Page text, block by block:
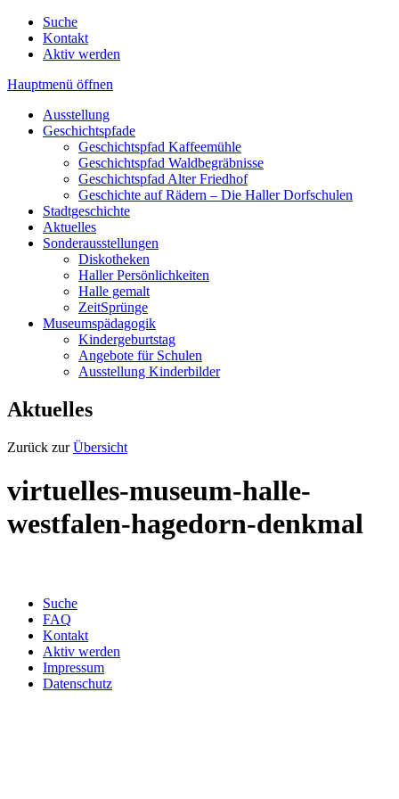
Suche
Kontakt
Aktiv werden
Hauptmenü öffnen
Ausstellung
Geschichtspfade
Geschichtspfad Kaffeemühle
Geschichtspfad Waldbegräbnisse
Geschichtspfad Alter Friedhof
Geschichte auf Rädern – Die Haller Dorfschulen
Stadtgeschichte
Aktuelles
Sonderausstellungen
Diskotheken
Haller Persönlichkeiten
Halle gemalt
ZeitSprünge
Museumspädagogik
Kindergeburtstag
Angebote für Schulen
Ausstellung Kinderbilder
Aktuelles
Zurück zurÜbersicht
virtuelles-museum-halle-
westfalen-hagedorn-denkmal
Suche
FAQ
Kontakt
Aktiv werden
Impressum
Datenschutz